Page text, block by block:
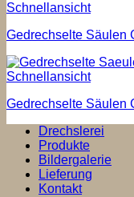
Schnellansicht
Gedrechselte Säulen
Schnellansicht
Gedrechselte Säulen
Drechslerei
Produkte
Bildergalerie
Lieferung
Kontakt